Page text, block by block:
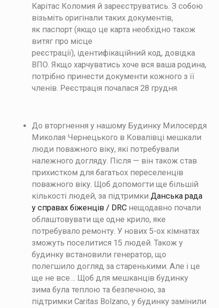
Карітас Коломия й зареєструватись. З собою
візьміть оригінали таких документів,
як паспорт (якщо це карта необхідно також
витяг про місце
реєстрації), ідентифікаційний код, довідка
ВПО. Якщо харчуватись хоче вся ваша родина,
потрібно принести документи кожного з її
членів. Реєстрація почалася 28 грудня.
До вторгнення у нашому Будинку Милосердя
Миколая Чернецького в Ковалівці мешкали
люди поважного віку, які потребували
належного догляду. Після — він також став
прихистком для багатьох переселенців
поважного віку. Щоб допомогти ще більшій
кількості людей, за підтримки Данська рада
у справах біженців / DRC нещодавно почали
облаштовувати ще одне крило, яке
потребувало ремонту. У нових 5-ох кімнатах
зможуть поселитися 15 людей. Також у
будинку встановили генератор, що
полегшило догляд за старенькими. Але і це
ще не все… Щоб для мешканців будинку
зима була теплою та безпечною, за
підтримки Caritas Bolzano, у будинку замінили